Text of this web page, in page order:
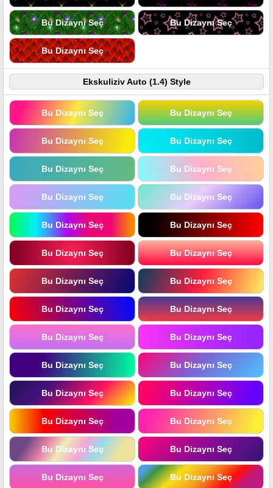
Bu Dizaynı Seç Bu Dizaynı Seç
Bu Dizaynı Seç
Ekskuliziv Auto (1.4) Style
Bu Dizaynı Seç Bu Dizaynı Seç
Bu Dizaynı Seç Bu Dizaynı Seç
Bu Dizaynı Seç Bu Dizaynı Seç
Bu Dizaynı Seç Bu Dizaynı Seç
Bu Dizaynı Seç Bu Dizaynı Seç
Bu Dizaynı Seç Bu Dizaynı Seç
Bu Dizaynı Seç Bu Dizaynı Seç
Bu Dizaynı Seç Bu Dizaynı Seç
Bu Dizaynı Seç Bu Dizaynı Seç
Bu Dizaynı Seç Bu Dizaynı Seç
Bu Dizaynı Seç Bu Dizaynı Seç
Bu Dizaynı Seç Bu Dizaynı Seç
Bu Dizaynı Seç Bu Dizaynı Seç
Bu Dizaynı Seç Bu Dizaynı Seç